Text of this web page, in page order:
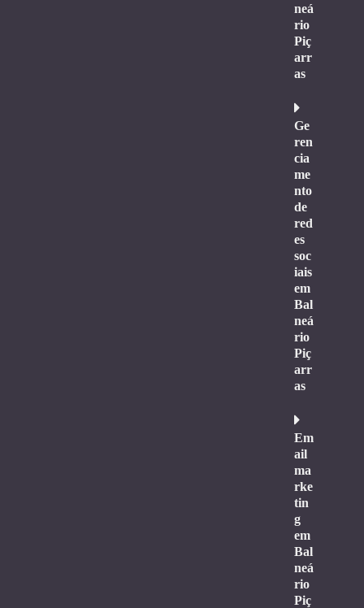
neá
rio
Piç
arr
as
Ge
ren
cia
me
nto
de
red
es
soc
iais
em
Bal
neá
rio
Piç
arr
as
Em
ail
ma
rke
tin
g
em
Bal
neá
rio
Piç